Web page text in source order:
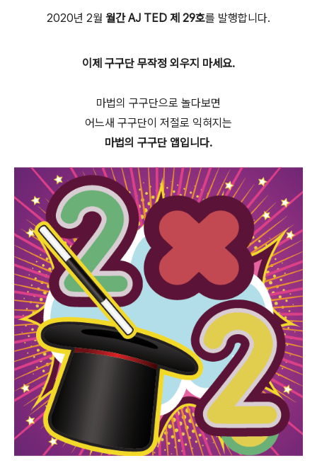
2020년 2월 월간 AJ TED 제 29호를 발행합니다.
이제 구구단 무작정 외우지 마세요.
마법의 구구단으로 놀다보면
어느새 구구단이 저절로 익혀지는
마법의 구구단 앱입니다.